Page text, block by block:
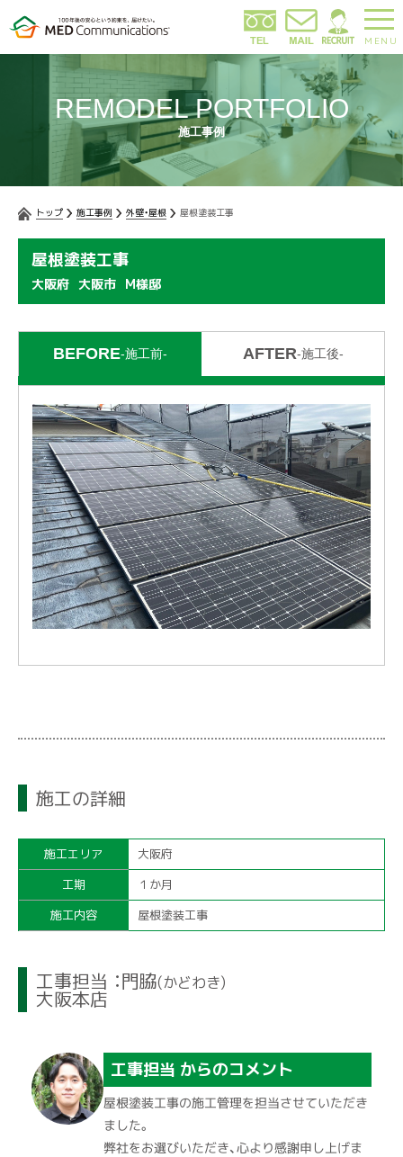
REMODEL PORTFOLIO
施工事例
トップ 施工事例 外壁・屋根 屋根塗装工事
屋根塗装工事
大阪府 大阪市 M様邸
BEFORE-施工前- AFTER-施工後-
施工の詳細
施工エリア
大阪府
工期
１か月
施工内容
屋根塗装工事
工事担当 ：門脇(かどわき)
大阪本店
工事担当 からのコメント
屋根塗装工事の施工管理を担当させていただき
ました。
弊社をお選びいただき、心より感謝申し上げま
MENU